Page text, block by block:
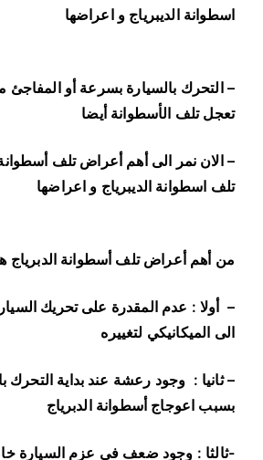
اسطوانة الديبرياج و اعراضها
– التحرك بالسيارة بسرعة أو المفاجئ
تعجل تلف الأسطوانة أيضا
– الان نمر الى أهم أعراض تلف
تلف اسطوانة الديبرياج و اعراضها
من أهم أعراض تلف أسطوانة الدبرياج
– أولا : عدم المقدرة على تحريك
الى الميكانيكي لتغييره
– ثانيا : وجود رعشة عند بداية التحرك
بسبب اعوجاج أسطوانة الدبرياج
-ثالثا : وجود ضعف في عزم السيارة